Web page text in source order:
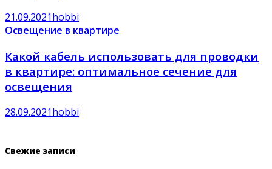
21.09.2021hobbi
Освещение в квартире
Какой кабель использовать для проводки
в квартире: оптимальное сечение для
освещения
28.09.2021hobbi
Свежие записи